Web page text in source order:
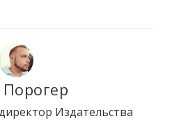
Порогер
Издательства